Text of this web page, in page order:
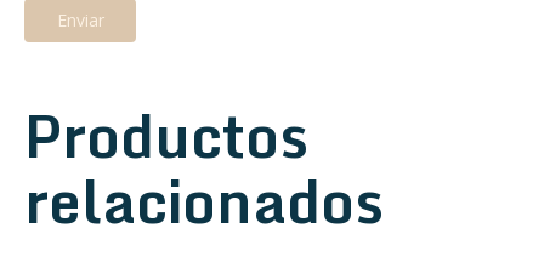
Productos
relacionados